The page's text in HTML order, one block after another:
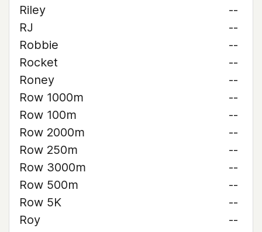
Riley
--
RJ
--
Robbie
--
Rocket
--
Roney
--
Row 1000m
--
Row 100m
--
Row 2000m
--
Row 250m
--
Row 3000m
--
Row 500m
--
Row 5K
--
Roy
--